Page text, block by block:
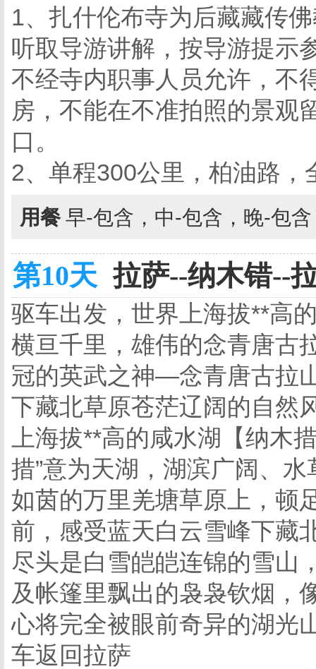
1、扎什伦布寺为后藏藏传
听取导游讲解，按导游提示
不经寺内职事人员允许，不
房，不能在不准拍照的景观
口。
2、单程300公里，柏油路
用餐 早-包含，中-包含，晚-包
第10天 拉萨--纳木错--
驱车出发，世界上海拔**高
横亘千里，雄伟的念青唐古
冠的英武之神—念青唐古拉
下藏北草原苍茫辽阔的自然
上海拔**高的咸水湖【纳木
措”意为天湖，湖滨广阔、
如茵的万里羌塘草原上，顿
前，感受蓝天白云雪峰下藏
尽头是白雪皑皑连锦的雪山
及帐篷里飘出的袅袅钦烟，
心将完全被眼前奇异的湖光
车返回拉萨